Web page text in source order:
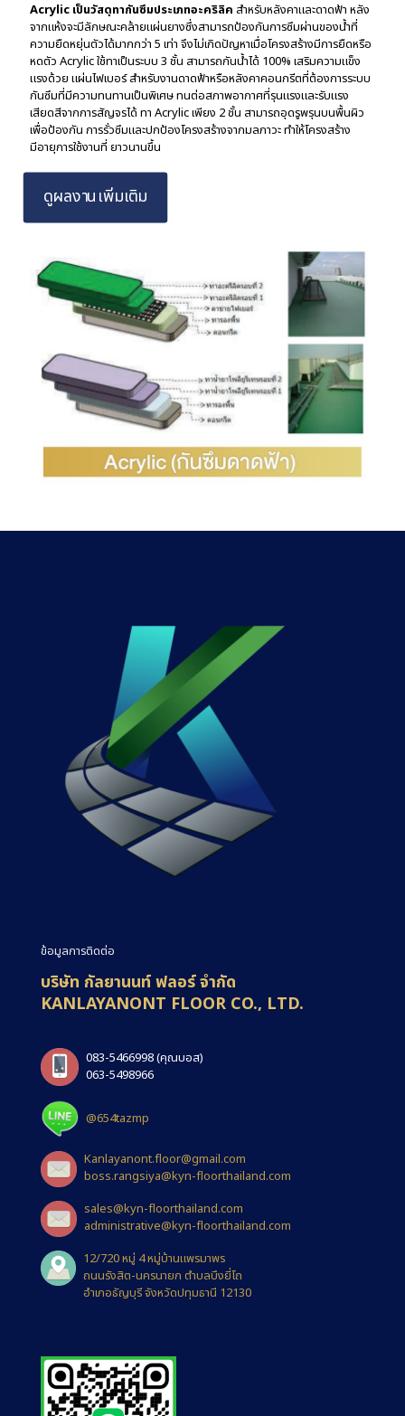
Acrylic เป็นวัสดุทากันซึมประเภทอะคริลิค สำหรับหลังคาและดาดฟ้า หลัง
จากแห้งจะมีลักษณะคล้ายแผ่นยางซึ่งสามารถป้องกันการซึมผ่านของน้ำที่
ความยืดหยุ่นตัวได้มากกว่า 5 เท่า จึงไม่เกิดปัญหาเมื่อโครงสร้างมีการยืดหรือ
หดตัว Acrylic ใช้ทาเป็นระบบ 3 ชั้น สามารถกันน้ำได้ 100% เสริมความแข็ง
แรงด้วย แผ่นไฟเบอร์ สำหรับงานดาดฟ้าหรือหลังคาคอนกรีตที่ต้องการระบบ
กันซึมที่มีความทนทานเป็นพิเศษ ทนต่อสภาพอากาศที่รุนแรงและรับแรง
เสียดสีจากการสัญจรได้ ทา Acrylic เพียง 2 ชั้น สามารถอุดรูพรุนบนพื้นผิว
เพื่อป้องกัน การรั่วซึมและปกป้องโครงสร้างจากมลภาวะ ทำให้โครงสร้าง
มีอายุการใช้งานที่ ยาวนานขึ้น
ดูผลงานเพิ่มเติม
ข้อมูลการติดต่อ
บริษัท กัลยานนท์ ฟลอร์ จำกัด
KANLAYANONT FLOOR CO., LTD.
083-5466998(คุณบอส)
063-5498966
@654tazmp
Kanlayanont.floor@gmail.com
boss.rangsiya@kyn-floorthailand.com
sales@kyn-floorthailand.com
administrative@kyn-floorthailand.com
12/720 หมู่ 4 หมู่บ้านแพรมาพร
ถนนรังสิต-นครนายก ตำบลบึงยี่โถ
อำเภอธัญบุรี จังหวัดปทุมธานี 12130